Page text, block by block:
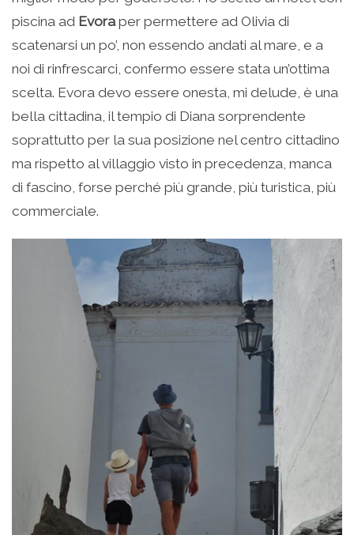
piscina ad Evoraper permettere ad Olivia di
scatenarsi un po’, non essendo andati al mare, e a
noi di rinfrescarci, confermo essere stata un’ottima
scelta. Evora devo essere onesta, mi delude, è una
bella cittadina, il tempio di Diana sorprendente
soprattutto per la sua posizione nel centro cittadino
ma rispetto al villaggio visto in precedenza, manca
di fascino, forse perché più grande, più turistica, più
commerciale.